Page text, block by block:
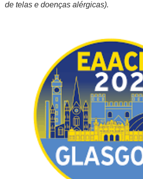
de telas e doenças alérgicas).